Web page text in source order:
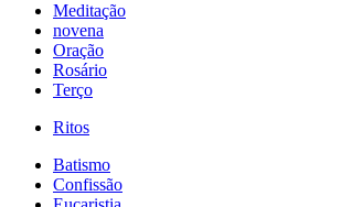
Meditação
novena
Oração
Rosário
Terço
Ritos
Batismo
Confissão